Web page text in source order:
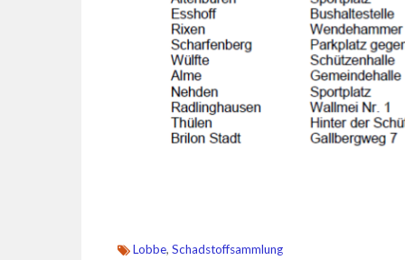
Lobbe, Schadstoffsammlung